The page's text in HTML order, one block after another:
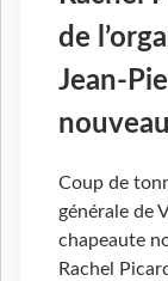
de
Jean-
Coup de
générale de
chapeaute
Rachel